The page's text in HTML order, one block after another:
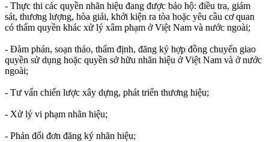
- Thực thi các quyền nhãn hiệu đang được bảo hộ: điều tra, giám
sát, thương lượng, hòa giải, khởi kiện ra tòa hoặc yêu cầu cơ quan
có thẩm quyền khác xử lý xâm phạm ở Việt Nam và nước ngoài;
- Đàm phán, soạn thảo, thẩm định, đăng ký hợp đồng chuyển giao
quyền sử dụng hoặc quyền sở hữu nhãn hiệu ở Việt Nam và ở nước
ngoài;
- Tư vấn chiến lược xây dựng, phát triển thương hiệu;
- Xử lý vi phạm nhãn hiệu;
- Phản đối đơn đăng ký nhãn hiệu;